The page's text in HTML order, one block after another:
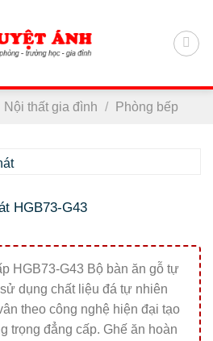
Nội thất gia đình / Phòng bếp
HGB73-G43
HGB73-G43 Bộ bàn ăn gỗ tự
dụng chất liệu đá tự nhiên
theo công nghệ hiện đại tạo
trọng đẳng cấp. Ghế ăn hoàn